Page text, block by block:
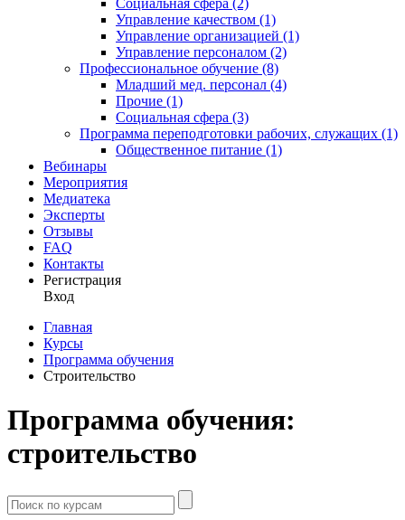
Социальная сфера (2)
Управление качеством (1)
Управление организацией (1)
Управление персоналом (2)
Профессиональное обучение (8)
Младший мед. персонал (4)
Прочие (1)
Социальная сфера (3)
Программа переподготовки рабочих, служащих (1)
Общественное питание (1)
Вебинары
Мероприятия
Медиатека
Эксперты
Отзывы
FAQ
Контакты
Регистрация
Вход
Главная
Курсы
Программа обучения
Строительство
Программа обучения:
строительство